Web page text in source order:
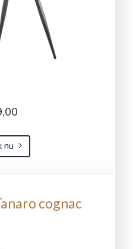
nu
cognac